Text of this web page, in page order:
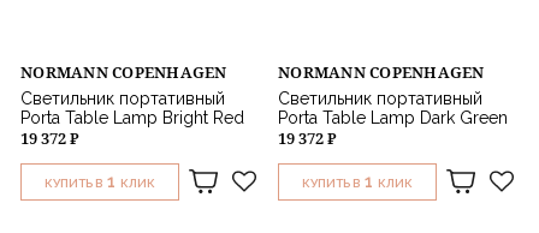
NORMANN COPENHAGEN
Светильник портативный
Porta Table Lamp Bright Red
19 372 ₽
КУПИТЬ В 1 КЛИК
NORMANN COPENHAGEN
Светильник портативный
Porta Table Lamp Dark Green
19 372 ₽
КУПИТЬ В 1 КЛИК